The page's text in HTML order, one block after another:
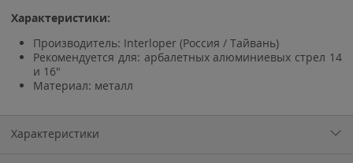
Характеристики:
Производитель: Interloper (Россия / Тайвань)
Рекомендуется для: арбалетных алюминиевых стрел 14
и 16"
Материал: металл
Характеристики